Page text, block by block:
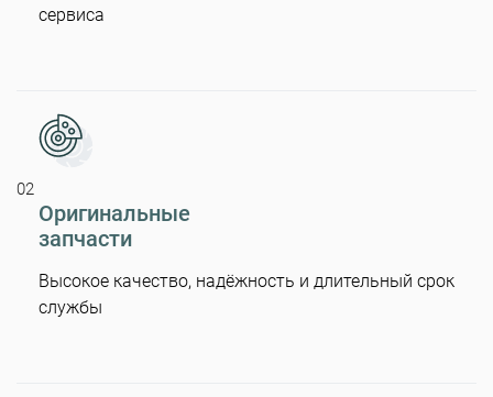
сервиса
02
Оригинальные
запчасти
Высокое качество, надёжность и длительный срок
службы